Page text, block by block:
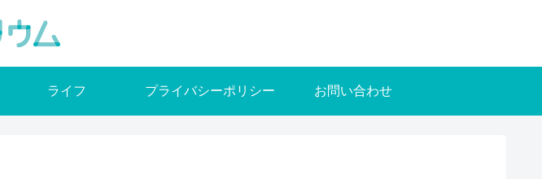
ライフ プライバシーポリシー お問い合わせ